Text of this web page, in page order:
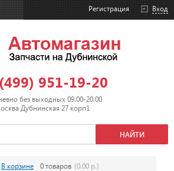
Вход
Регистрация
951-19-20
без выходных 09.00-20.00
Дубнинская 27 корп1
В корзине 0 товаров (0.00 р.)